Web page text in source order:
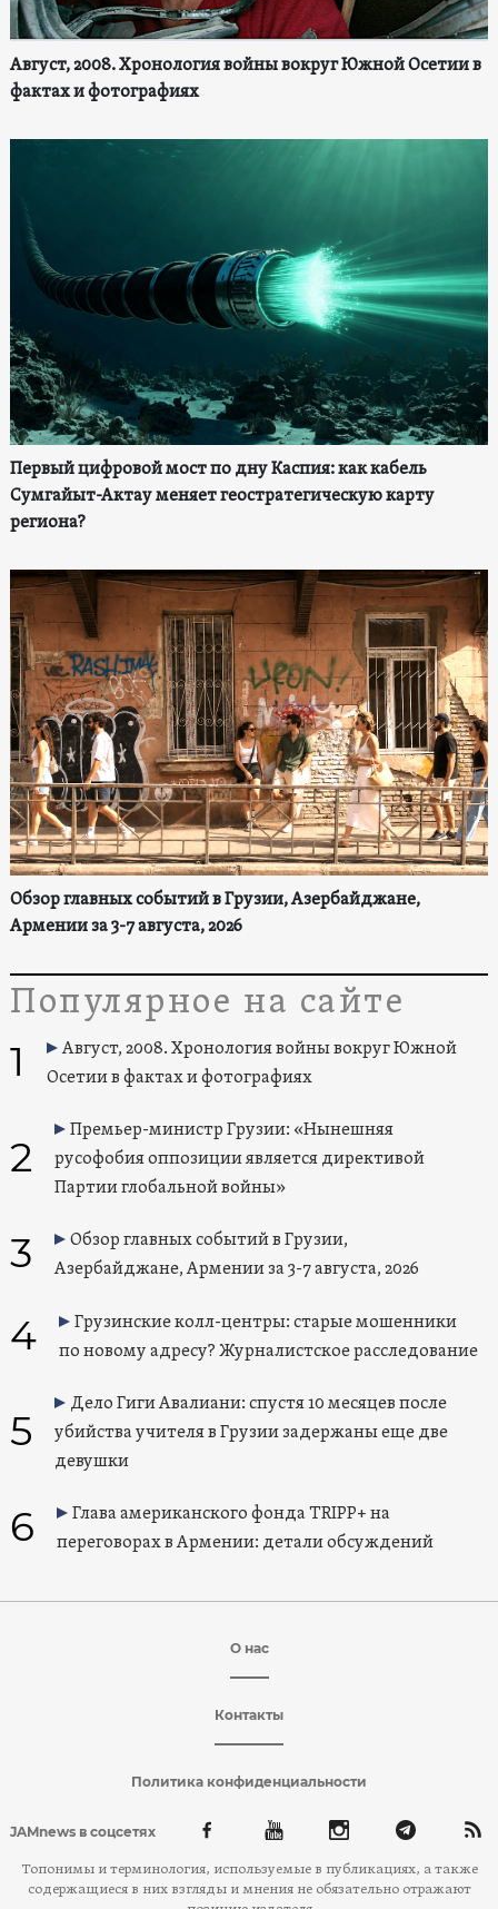
Август, 2008. Хронология войны вокруг Южной Осетии в
фактах и фотографиях
Первый цифровой мост по дну Каспия: как кабель
Сумгайыт-Актау меняет геостратегическую карту
региона?
Обзор главных событий в Грузии, Азербайджане,
Армении за 3-7 августа, 2026
Популярное на сайте
1
Август, 2008. Хронология войны вокруг Южной
Осетии в фактах и фотографиях
2
Премьер-министр Грузии: «Нынешняя
русофобия оппозиции является директивой
Партии глобальной войны»
3
Обзор главных событий в Грузии,
Азербайджане, Армении за 3-7 августа, 2026
4
Грузинские колл-центры: старые мошенники
по новому адресу? Журналистское расследование
5
Дело Гиги Авалиани: спустя 10 месяцев после
убийства учителя в Грузии задержаны еще две
девушки
6
Глава американского фонда TRIPP+ на
переговорах в Армении: детали обсуждений
О нас
Контакты
Политика конфиденциальности
JAMnews в соцсетях
Топонимы и терминология, используемые в публикациях, а также
содержащиеся в них взгляды и мнения не обязательно отражают